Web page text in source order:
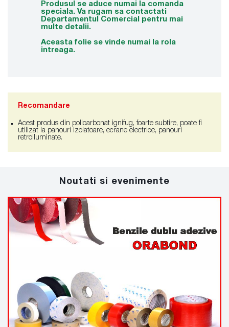
Produsul se aduce numai la comanda
speciala. Va rugam sa contactati
Departamentul Comercial pentru mai
multe detalii.
Aceasta folie se vinde numai la rola
intreaga.
Recomandare
Acest produs din policarbonat ignifug, foarte subtire, poate fi
utilizat la panouri izolatoare, ecrane electrice, panouri
retroiluminate.
Noutati si evenimente